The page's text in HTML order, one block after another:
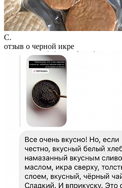
С.
отзыв о черной икре